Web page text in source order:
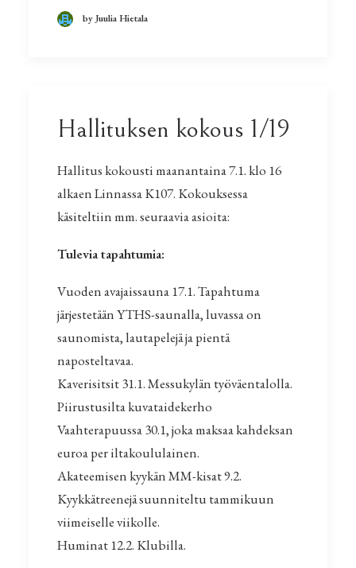
by Juulia Hietala
Hallituksen kokous 1/19
Hallitus kokousti maanantaina 7.1. klo 16
alkaen Linnassa K107. Kokouksessa
käsiteltiin mm. seuraavia asioita:
Tulevia tapahtumia:
Vuoden avajaissauna 17.1. Tapahtuma
järjestetään YTHS-saunalla, luvassa on
saunomista, lautapelejä ja pientä
naposteltavaa.
Kaverisitsit 31.1. Messukylän työväentalolla.
Piirustusilta kuvataidekerho
Vaahterapuussa 30.1, joka maksaa kahdeksan
euroa per iltakoululainen.
Akateemisen kyykän MM-kisat 9.2.
Kyykkätreenejä suunniteltu tammikuun
viimeiselle viikolle.
Huminat 12.2. Klubilla.